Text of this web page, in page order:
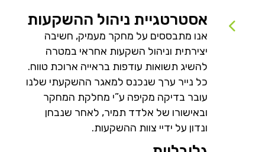
אסטרטגיית ניהול ההשקעות
אנו מתבססים על מחקר מעמיק, חשיבה
יצירתית וניהול השקעות אחראי במטרה
להשיג תשואות עודפות בראייה ארוכת טווח.
כל נייר ערך שנכנס למאגר ההשקעתי שלנו
עובר בדיקה מקיפה ע”י מחלקת המחקר
ובאישורו של אלדד תמיר, לאחר שנבחן
ונדון על ידיי צוות ההשקעות.